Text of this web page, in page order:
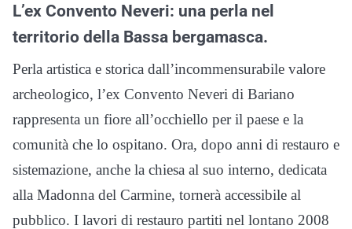
L’ex Convento Neveri: una perla nel
territorio della Bassa bergamasca.
Perla artistica e storica dall’incommensurabile valore
archeologico, l’ex Convento Neveri di Bariano
rappresenta un fiore all’occhiello per il paese e la
comunità che lo ospitano. Ora, dopo anni di restauro e
sistemazione, anche la chiesa al suo interno, dedicata
alla Madonna del Carmine, tornerà accessibile al
pubblico. I lavori di restauro partiti nel lontano 2008